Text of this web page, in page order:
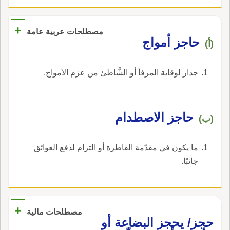
أَن يرتفع خفه؛ وقيل: الحِجاز حبل يشد بوسط يَدَي
حِقْويه ثم يلقى على جنبه شب المَقْمُوط ثم تُداوَى
دَبَرته فلا يستطيع أَن يمتنع إِلا أَن يجر جنبه عل
اسم.
مصطلحات عربية عامة +
(أ) حاجز أمواج
جدار لوقاية المرفأ أو الشَّاطئ من عزم الأمواج.
(ب) حاجز الاصطدام
ما يكون في مقدّمة القاطرة أو الترام لدفع العوائق
جانبًا.
مصطلحات مالية
+
حجز/ يحجز البضاعة أو